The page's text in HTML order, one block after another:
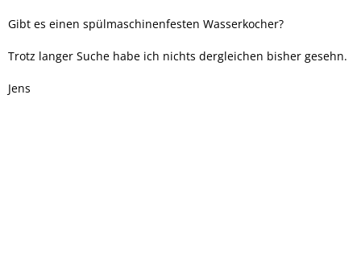
Gibt es einen spülmaschinenfesten Wasserkocher?
Trotz langer Suche habe ich nichts dergleichen bisher gesehn.
Jens